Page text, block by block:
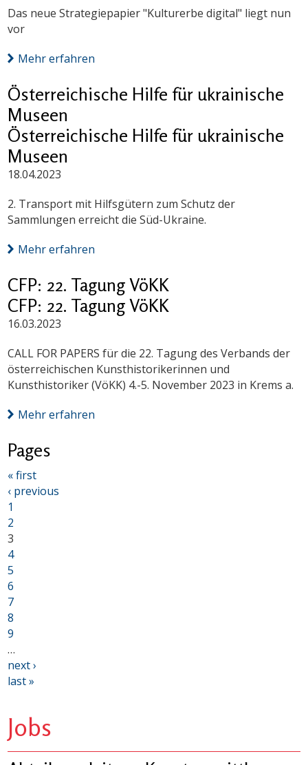
Das neue Strategiepapier "Kulturerbe digital" liegt nun
vor
Mehr erfahren
Österreichische Hilfe für ukrainische
Museen
Österreichische Hilfe für ukrainische
Museen
18.04.2023
2. Transport mit Hilfsgütern zum Schutz der
Sammlungen erreicht die Süd-Ukraine.
Mehr erfahren
CFP: 22. Tagung VöKK
CFP: 22. Tagung VöKK
16.03.2023
CALL FOR PAPERS für die 22. Tagung des Verbands der
österreichischen Kunsthistorikerinnen und
Kunsthistoriker (VöKK) 4.-5. November 2023 in Krems a.
Mehr erfahren
Pages
« first
‹ previous
1
2
3
4
5
6
7
8
9
…
next ›
last »
Jobs